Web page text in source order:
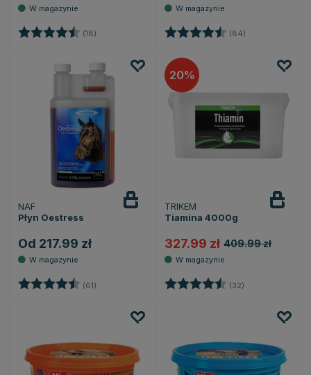
Ocena: (18) 4.7 na 5 gwiazdekOcena: (84)
NAF
Płyn Oestress
Od 217.99 zł
Ocena: (61) 4.6 na 5 gwiazdek
20
TRIKEM
Tiamina 4000g
327.99 zł 409.99 zł
Ocena: (32)